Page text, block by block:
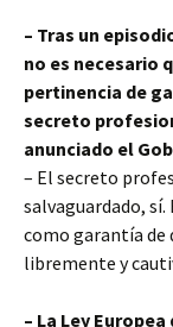
– Tras un
no es necesario
pertinencia de
secreto
anunciado el
– El secreto
salvaguardado,
como garantía de
libremente y
– La Ley